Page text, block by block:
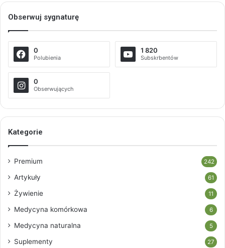
Obserwuj sygnaturę
0
Polubienia
1 820
Subskrbentów
0
Obserwujących
Kategorie
Premium 242
Artykuły 61
Żywienie 11
Medycyna komórkowa 6
Medycyna naturalna 5
Suplementy 27